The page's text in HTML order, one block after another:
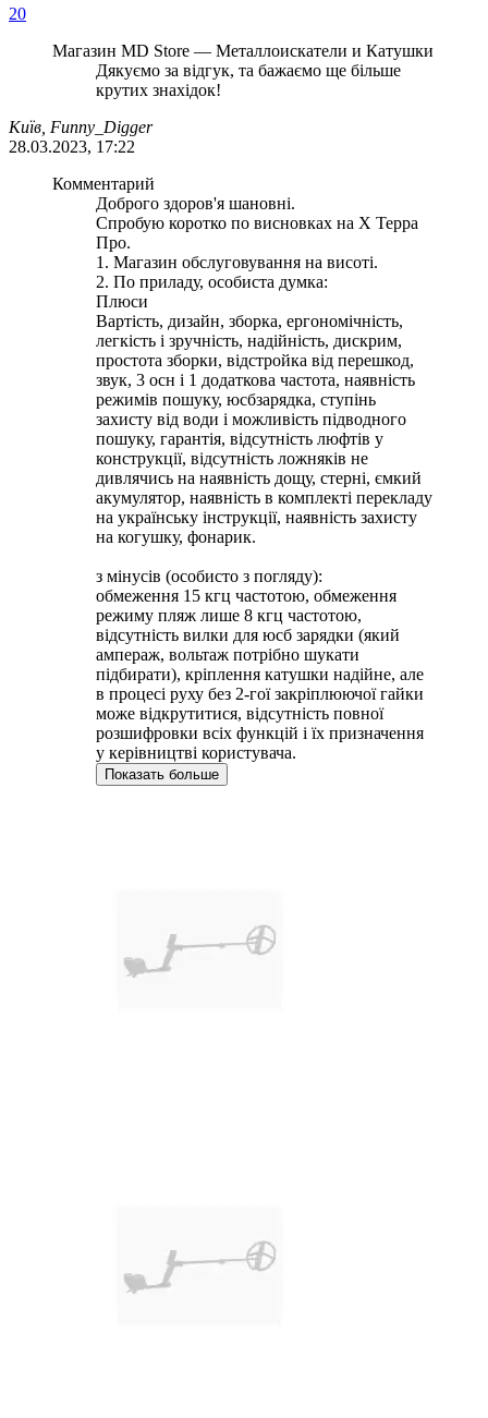
20
Магазин MD Store — Металлоискатели и Катушки
Дякуємо за відгук, та бажаємо ще більше
крутих знахідок!
Київ, Funny_Digger
28.03.2023, 17:22
Комментарий
Доброго здоров'я шановні.
Спробую коротко по висновках на Х Терра
Про.
1. Магазин обслуговування на висоті.
2. По приладу, особиста думка:
Плюси
Вартість, дизайн, зборка, ергономічність,
легкість і зручність, надійність, дискрим,
простота зборки, відстройка від перешкод,
звук, 3 осн і 1 додаткова частота, наявність
режимів пошуку, юсбзарядка, ступінь
захисту від води і можливість підводного
пошуку, гарантія, відсутність люфтів у
конструкції, відсутність ложняків не
дивлячись на наявність дощу, стерні, ємкий
акумулятор, наявність в комплекті перекладу
на українську інструкції, наявність захисту
на когушку, фонарик.
з мінусів (особисто з погляду):
обмеження 15 кгц частотою, обмеження
режиму пляж лише 8 кгц частотою,
відсутність вилки для юсб зарядки (який
ампераж, вольтаж потрібно шукати
підбирати), кріплення катушки надійне, але
в процесі руху без 2-гої закріплюючої гайки
може відкрутитися, відсутність повної
розшифровки всіх функцій і їх призначення
у керівництві користувача.
Показать больше